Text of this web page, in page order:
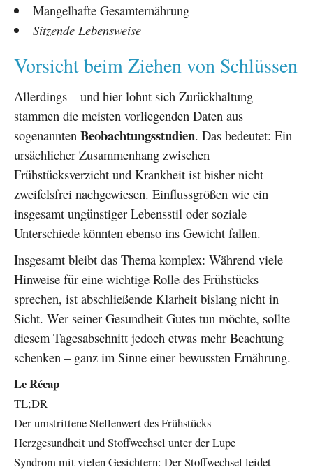
Mangelhafte Gesamternährung
Sitzende Lebensweise
Vorsicht beim Ziehen von Schlüssen
Allerdings – und hier lohnt sich Zurückhaltung –
stammen die meisten vorliegenden Daten aus
sogenannten Beobachtungsstudien. Das bedeutet: Ein
ursächlicher Zusammenhang zwischen
Frühstücksverzicht und Krankheit ist bisher nicht
zweifelsfrei nachgewiesen. Einflussgrößen wie ein
insgesamt ungünstiger Lebensstil oder soziale
Unterschiede könnten ebenso ins Gewicht fallen.
Insgesamt bleibt das Thema komplex: Während viele
Hinweise für eine wichtige Rolle des Frühstücks
sprechen, ist abschließende Klarheit bislang nicht in
Sicht. Wer seiner Gesundheit Gutes tun möchte, sollte
diesem Tagesabschnitt jedoch etwas mehr Beachtung
schenken – ganz im Sinne einer bewussten Ernährung.
Le Récap
TL;DR
Der umstrittene Stellenwert des Frühstücks
Herzgesundheit und Stoffwechsel unter der Lupe
Syndrom mit vielen Gesichtern: Der Stoffwechsel leidet